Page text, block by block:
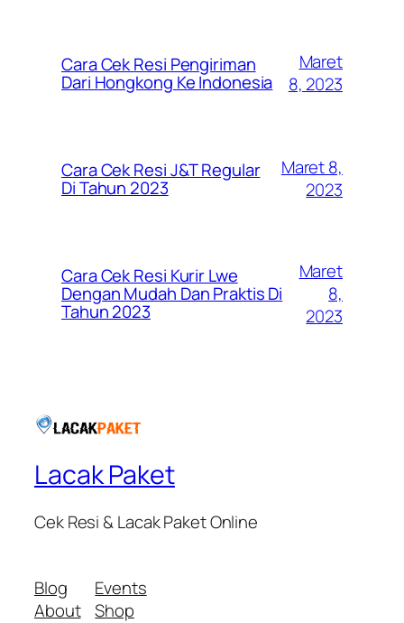
Cara Cek Resi Pengiriman
Dari Hongkong Ke Indonesia
Maret
8, 2023
Cara Cek Resi J&T Regular
Di Tahun 2023
Maret 8,
2023
Cara Cek Resi Kurir Lwe
Dengan Mudah Dan Praktis Di
Tahun 2023
Maret
8,
2023
Lacak Paket
Cek Resi & Lacak Paket Online
Blog
About
Events
Shop